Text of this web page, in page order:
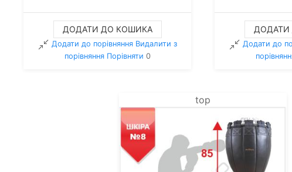
ДОДАТИ ДО КОШИКА
Додати до порівняння Видалити з
порiвняння Порівняти 0
Додати до
top